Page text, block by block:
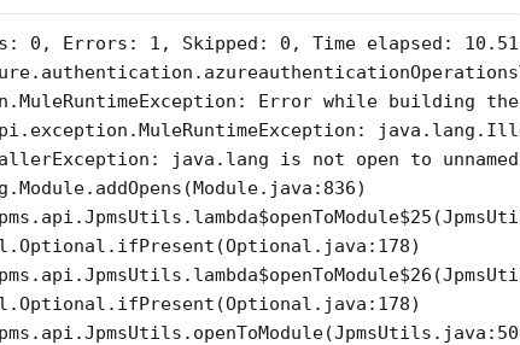
0, Errors: 1, Skipped: 0, Time elapsed:
Error while building
java.lang is not open to unnamed